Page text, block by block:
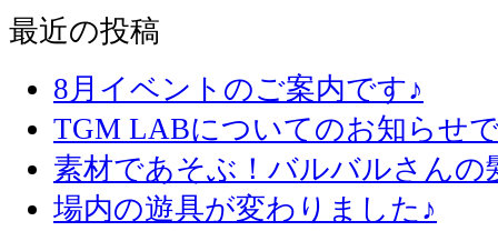
最近の投稿
8月イベントのご案内です♪
TGM LABについてのお知らせ
素材であそぶ！バルバルさん
場内の遊具が変わりました♪